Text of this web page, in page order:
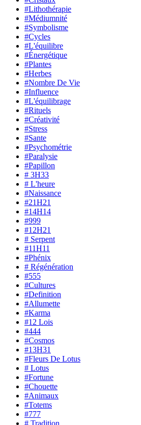
#Lithothérapie
#Médiumnité
#Symbolisme
#Cycles
#L'équilibre
#Énergétique
#Plantes
#Herbes
#Nombre De Vie
#Influence
#L'équilibrage
#Rituels
#Créativité
#Stress
#Sante
#Psychométrie
#Paralysie
#Papillon
# 3H33
# L'heure
#Naissance
#21H21
#14H14
#999
#12H21
# Serpent
#11H11
#Phénix
# Régénération
#555
#Cultures
#Definition
#Allumette
#Karma
#12 Lois
#444
#Cosmos
#13H31
#Fleurs De Lotus
# Lotus
#Fortune
#Chouette
#Animaux
#Totems
#777